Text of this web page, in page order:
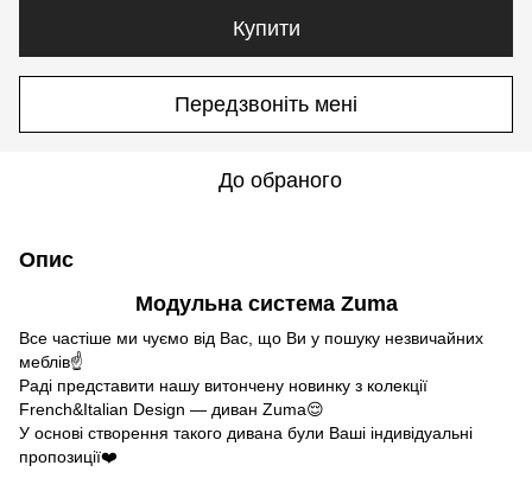
Купити
Передзвоніть мені
До обраного
Опис
Модульна система Zuma
Все частіше ми чуємо від Вас, що Ви у пошуку незвичайних
меблів☝️
Раді представити нашу витончену новинку з колекції
French&Italian Design — диван Zuma😌
У основі створення такого дивана були Ваші індивідуальні
пропозиції❤️